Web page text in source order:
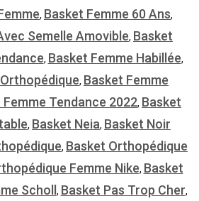
, Basket Femme 60 Ans,
Semelle Amovible, Basket
, Basket Femme Habillée,
, Basket Femme
Femme Tendance 2022, Basket
, Basket Neia, Basket Noir
, Basket Orthopédique
Femme Nike, Basket
Scholl, Basket Pas Trop Cher,